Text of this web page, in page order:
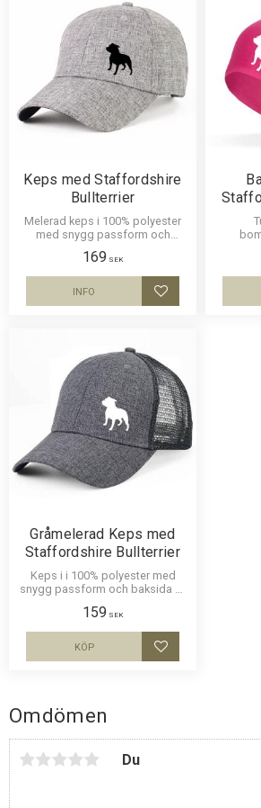
Omdömen
Du
Keps med Staffordshire
Bullterrier
Melerad keps i 100% polyester
med snygg passform och
Staffordshire Bullterrier
169 SEK
Lägg till i
INFO
Gråmelerad Keps med
Staffordshire Bullterrier
Keps i i 100% polyester med
snygg passform och baksida av
Staffordshire Bullterrier. Luftig
och skön keps.
159 SEK
Lägg till i
KÖP